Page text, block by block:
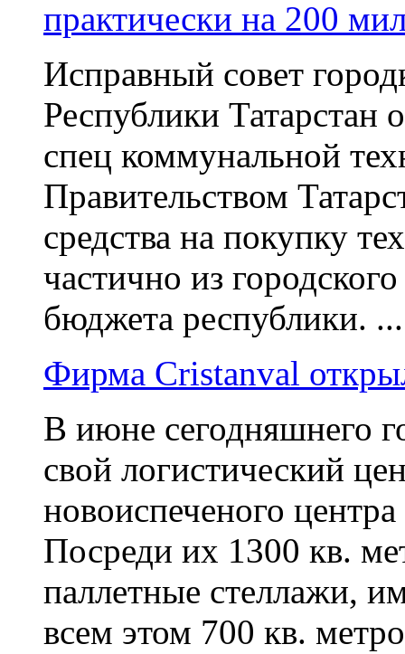
практически на 200
Исправный совет
Республики Татарстан
спец коммунальной
Правительством
средства на покупку
частично из
бюджета республики. ...
Фирма Cristanval
В июне сегодняшнего
свой логистический
новоиспеченого
Посреди их 1300 кв.
паллетные стеллажи,
всем этом 700 кв.